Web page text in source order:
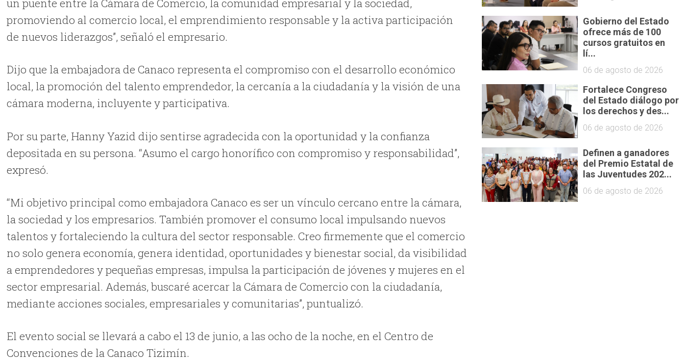
un puente entre la Cámara de Comercio, la comunidad empresarial y la sociedad,
promoviendo al comercio local, el emprendimiento responsable y la activa participación
de nuevos liderazgos”, señaló el empresario.
Dijo que la embajadora de Canaco representa el compromiso con el desarrollo económico
local, la promoción del talento emprendedor, la cercanía a la ciudadanía y la visión de una
cámara moderna, incluyente y participativa.
Por su parte, Hanny Yazid dijo sentirse agradecida con la oportunidad y la confianza
depositada en su persona. “Asumo el cargo honorífico con compromiso y responsabilidad”,
expresó.
“Mi objetivo principal como embajadora Canaco es ser un vínculo cercano entre la cámara,
la sociedad y los empresarios. También promover el consumo local impulsando nuevos
talentos y fortaleciendo la cultura del sector responsable. Creo firmemente que el comercio
no solo genera economía, genera identidad, oportunidades y bienestar social, da visibilidad
a emprendedores y pequeñas empresas, impulsa la participación de jóvenes y mujeres en el
sector empresarial. Además, buscaré acercar la Cámara de Comercio con la ciudadanía,
mediante acciones sociales, empresariales y comunitarias”, puntualizó.
El evento social se llevará a cabo el 13 de junio, a las ocho de la noche, en el Centro de
Convenciones de la Canaco Tizimín.
Gobierno del Estado
ofrece más de 100
cursos gratuitos en
lí...
06 de agosto de 2026
Fortalece Congreso
del Estado diálogo por
los derechos y des...
06 de agosto de 2026
Definen a ganadores
del Premio Estatal de
las Juventudes 202...
06 de agosto de 2026